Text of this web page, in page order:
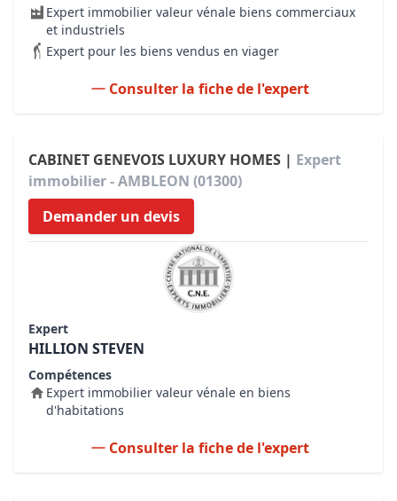
Expert immobilier valeur vénale biens commerciaux
et industriels
Expert pour les biens vendus en viager
Consulter la fiche de l'expert
CABINET GENEVOIS LUXURY HOMES | Expert
immobilier - AMBLEON (01300)
Demander un devis
Expert
HILLION STEVEN
Compétences
Expert immobilier valeur vénale en biens
d'habitations
Consulter la fiche de l'expert